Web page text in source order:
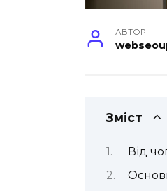
АВТОР
Зміст
Від